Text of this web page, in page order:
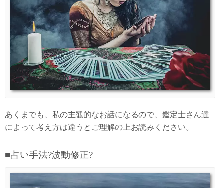
あくまでも、私の主観的なお話になるので、鑑定士さん達
によって考え方は違うとご理解の上お読みください。
■占い手法?波動修正?